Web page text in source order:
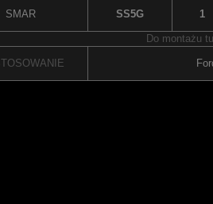
SMAR SS5G 1
Do montażu